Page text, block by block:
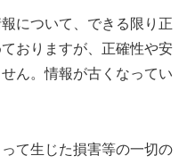
について、できる限り正
おりますが、正確性や安
ん。情報が古くなってい
て生じた損害等の一切の